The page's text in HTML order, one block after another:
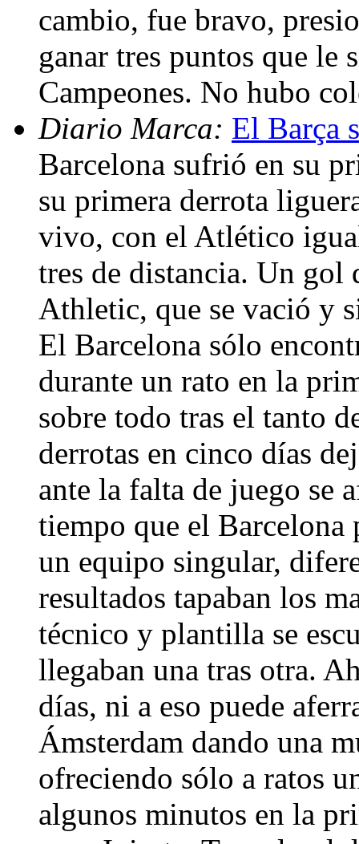
cambio, fue bravo,
ganar tres puntos que le
Campeones. No hubo
Diario Marca: El Barça
Barcelona sufrió en su
su primera derrota
vivo, con el Atlético
tres de distancia. Un
Athletic, que se vació y
El Barcelona sólo
durante un rato en la
sobre todo tras el tanto
derrotas en cinco días
ante la falta de juego se
tiempo que el Barcelona
un equipo singular,
resultados tapaban los
técnico y plantilla se
llegaban una tras otra.
días, ni a eso puede
Ámsterdam dando una
ofreciendo sólo a ratos
algunos minutos en la